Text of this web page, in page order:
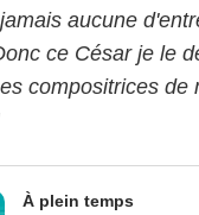
aucune
ce César je le
compositrices de
À plein temps